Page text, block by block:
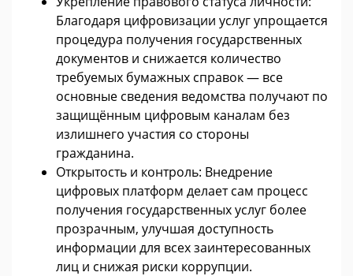
Благодаря цифровизации услуг упрощается
процедура получения государственных
документов и снижается количество
требуемых бумажных справок — все
основные сведения ведомства получают по
защищённым цифровым каналам без
излишнего участия со стороны
гражданина.
Открытость и контроль: Внедрение
цифровых платформ делает сам процесс
получения государственных услуг более
прозрачным, улучшая доступность
информации для всех заинтересованных
лиц и снижая риски коррупции.